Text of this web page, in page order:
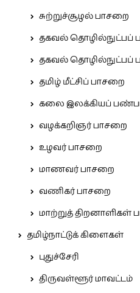
சுற்றுச்சூழல் பாசறை
தகவல் தொழில்நுட்பப்
தகவல் தொழில்நுட்பப்
தமிழ் மீட்சிப் பாசறை
கலை இலக்கியப்
வழக்கறிஞர் பாசறை
உழவர் பாசறை
மாணவர் பாசறை
வணிகர் பாசறை
மாற்றுத் திறனாளிகள்
தமிழ்நாட்டுக் கிளைகள்
புதுச்சேரி
திருவள்ளூர் மாவட்டம்